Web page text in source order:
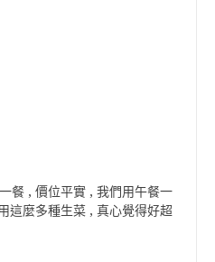
餐 , 價位平實 , 我們用午餐一
這麼多種生菜 , 真心覺得好超